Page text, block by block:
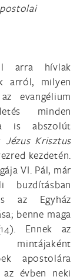
arra hívlak
arról, milyen
evangélium
minden
is abszolút
Jézus Krisztus
kezdetén.
VI. Pál, már
az Egyház
benne maga
Ennek az
mintájaként
apostolára
évben neki